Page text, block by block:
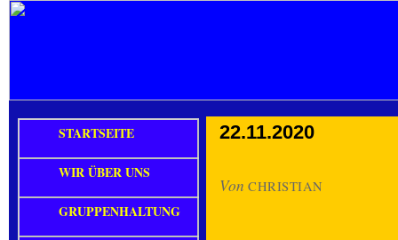
22.11.2020
Von CHRISTIAN
STARTSEITE
WIR ÜBER UNS
GRUPPENHALTUNG